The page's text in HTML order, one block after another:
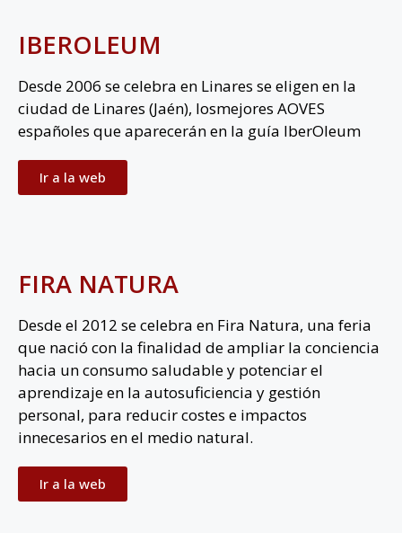
IBEROLEUM
Desde 2006 se celebra en Linares se eligen en la
ciudad de Linares (Jaén), losmejores AOVES
españoles que aparecerán en la guía IberOleum
Ir a la web
FIRA NATURA
Desde el 2012 se celebra en Fira Natura, una feria
que nació con la finalidad de ampliar la conciencia
hacia un consumo saludable y potenciar el
aprendizaje en la autosuficiencia y gestión
personal, para reducir costes e impactos
innecesarios en el medio natural.
Ir a la web